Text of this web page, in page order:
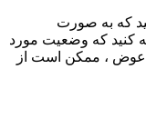
که به صورت
که وضعیت مورد
، ممکن است از